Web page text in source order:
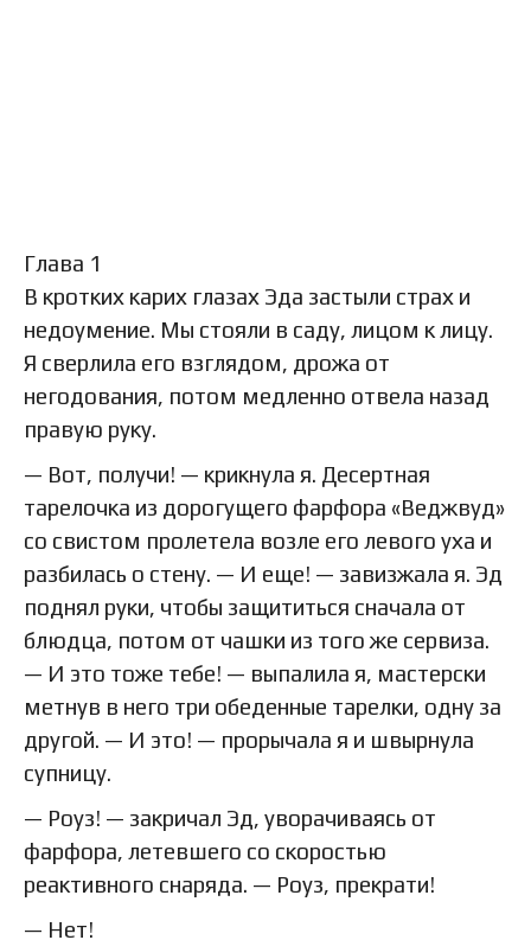
Глава 1
В кротких карих глазах Эда застыли страх и
недоумение. Мы стояли в саду, лицом к лицу.
Я сверлила его взглядом, дрожа от
негодования, потом медленно отвела назад
правую руку.
— Вот, получи! — крикнула я. Десертная
тарелочка из дорогущего фарфора «Веджвуд»
со свистом пролетела возле его левого уха и
разбилась о стену. — И еще! — завизжала я. Эд
поднял руки, чтобы защититься сначала от
блюдца, потом от чашки из того же сервиза.
— И это тоже тебе! — выпалила я, мастерски
метнув в него три обеденные тарелки, одну за
другой. — И это! — прорычала я и швырнула
супницу.
— Роуз! — закричал Эд, уворачиваясь от
фарфора, летевшего со скоростью
реактивного снаряда. — Роуз, прекрати!
— Нет!